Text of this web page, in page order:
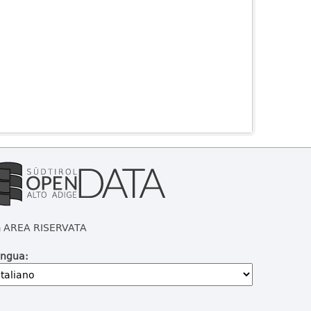
AREA RISERVATA